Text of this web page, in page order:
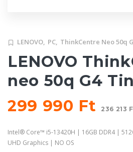
LENOVO, PC, ThinkCentre Neo 50q
LENOVO
neo 50q G4
299 990 Ft
236 213
Intel® Core™ i5-13420H | 16GB DDR4 |
UHD Graphics | NO OS